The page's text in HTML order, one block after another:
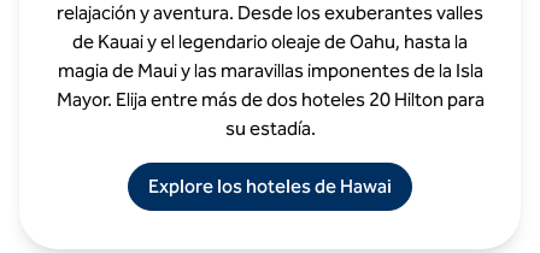
relajación y aventura. Desde los exuberantes valles
de Kauai y el legendario oleaje de Oahu, hasta la
magia de Maui y las maravillas imponentes de la Isla
Mayor. Elija entre más de dos hoteles 20 Hilton para
su estadía.
Explore los hoteles de Hawai